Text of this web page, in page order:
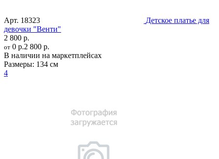
Арт. 18323
Детское платье для
девочки "Венти"
2 800 р.
от 0 р.2 800 р.
В наличии на маркетплейсах
Размеры: 134 см
4